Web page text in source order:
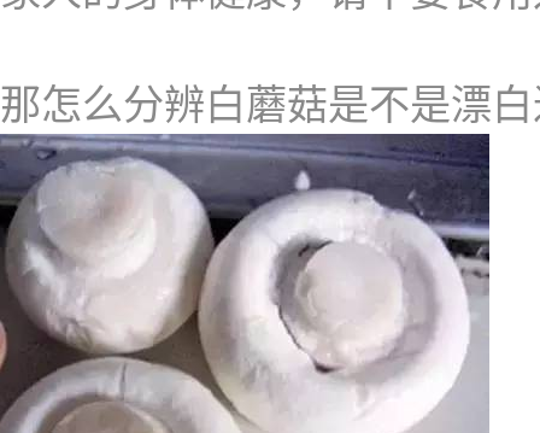
那怎么分辨白蘑菇是不是漂